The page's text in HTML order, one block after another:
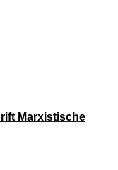
Marxistische